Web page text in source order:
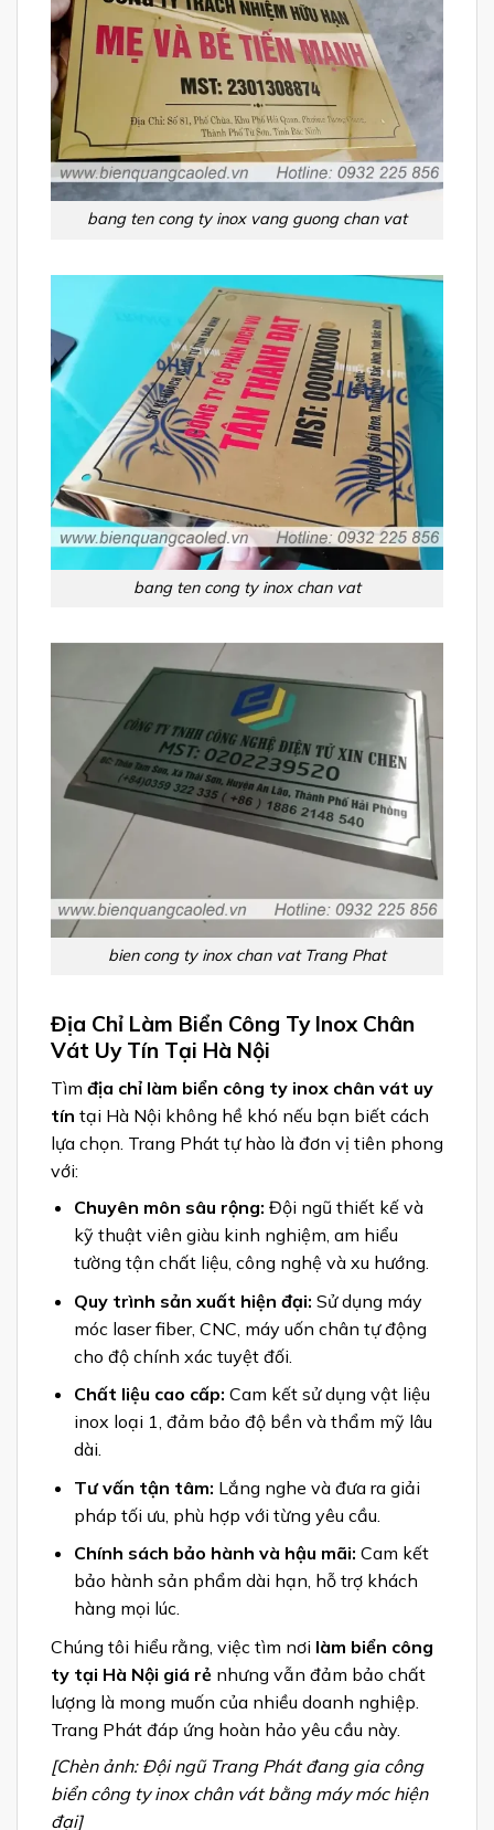
bang ten cong ty inox vang guong chan vat
bang ten cong ty inox chan vat
bien cong ty inox chan vat Trang Phat
Địa Chỉ Làm Biển Công Ty Inox Chân
Vát Uy Tín Tại Hà Nội
Tìm địa chỉ làm biển công ty inox chân vát uy
tín tại Hà Nội không hề khó nếu bạn biết cách
lựa chọn. Trang Phát tự hào là đơn vị tiên phong
với:
Chuyên môn sâu rộng: Đội ngũ thiết kế và
kỹ thuật viên giàu kinh nghiệm, am hiểu
tường tận chất liệu, công nghệ và xu hướng.
Quy trình sản xuất hiện đại: Sử dụng máy
móc laser fiber, CNC, máy uốn chân tự động
cho độ chính xác tuyệt đối.
Chất liệu cao cấp: Cam kết sử dụng vật liệu
inox loại 1, đảm bảo độ bền và thẩm mỹ lâu
dài.
Tư vấn tận tâm: Lắng nghe và đưa ra giải
pháp tối ưu, phù hợp với từng yêu cầu.
Chính sách bảo hành và hậu mãi: Cam kết
bảo hành sản phẩm dài hạn, hỗ trợ khách
hàng mọi lúc.
Chúng tôi hiểu rằng, việc tìm nơi làm biển công
ty tại Hà Nội giá rẻ nhưng vẫn đảm bảo chất
lượng là mong muốn của nhiều doanh nghiệp.
Trang Phát đáp ứng hoàn hảo yêu cầu này.
[Chèn ảnh: Đội ngũ Trang Phát đang gia công
biển công ty inox chân vát bằng máy móc hiện
đại]